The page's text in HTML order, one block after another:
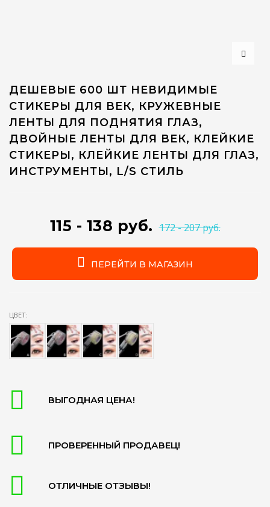
ДЕШЕВЫЕ 600 ШТ НЕВИДИМЫЕ
СТИКЕРЫ ДЛЯ ВЕК, КРУЖЕВНЫЕ
ЛЕНТЫ ДЛЯ ПОДНЯТИЯ ГЛАЗ,
ДВОЙНЫЕ ЛЕНТЫ ДЛЯ ВЕК, КЛЕЙКИЕ
СТИКЕРЫ, КЛЕЙКИЕ ЛЕНТЫ ДЛЯ ГЛАЗ,
ИНСТРУМЕНТЫ, L/S СТИЛЬ
115 - 138 руб. 172 - 207 руб.
ПЕРЕЙТИ В МАГАЗИН
ЦВЕТ:
ВЫГОДНАЯ ЦЕНА!
ПРОВЕРЕННЫЙ ПРОДАВЕЦ!
ОТЛИЧНЫЕ ОТЗЫВЫ!